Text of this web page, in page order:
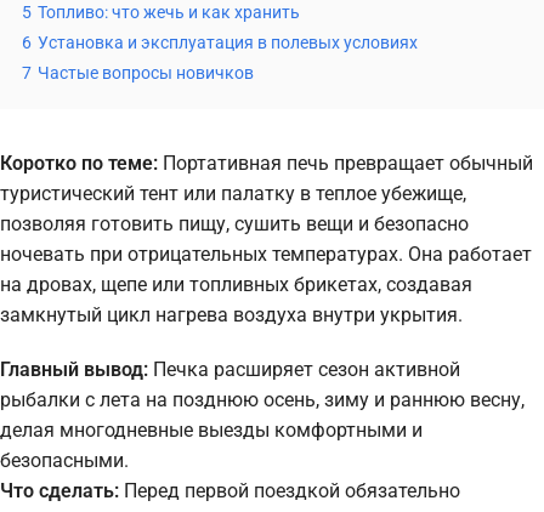
5 Топливо: что жечь и как хранить
6 Установка и эксплуатация в полевых условиях
7 Частые вопросы новичков
Коротко по теме: Портативная печь превращает обычный
туристический тент или палатку в теплое убежище,
позволяя готовить пищу, сушить вещи и безопасно
ночевать при отрицательных температурах. Она работает
на дровах, щепе или топливных брикетах, создавая
замкнутый цикл нагрева воздуха внутри укрытия.
Главный вывод: Печка расширяет сезон активной
рыбалки с лета на позднюю осень, зиму и раннюю весну,
делая многодневные выезды комфортными и
безопасными.
Что сделать: Перед первой поездкой обязательно